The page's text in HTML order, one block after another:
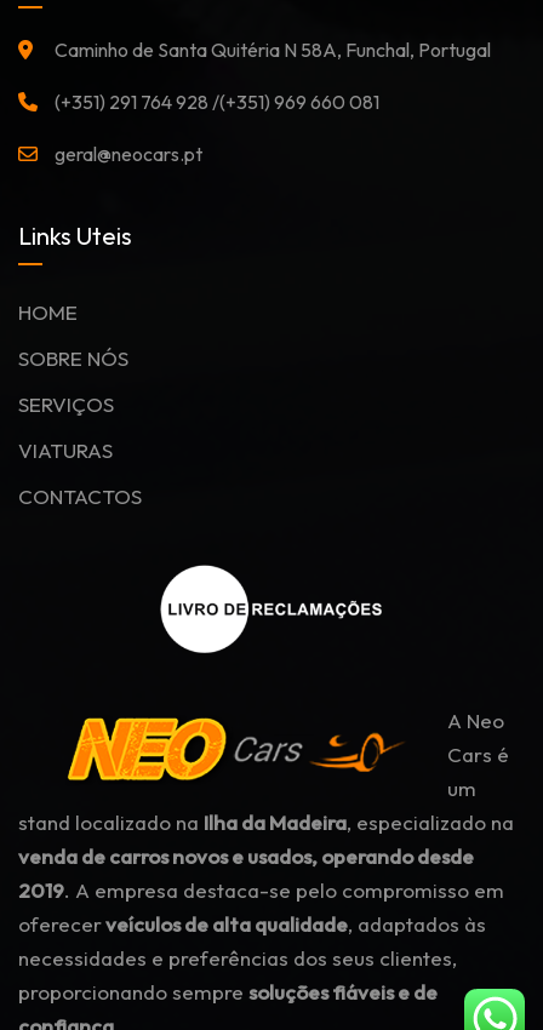
Caminho de Santa Quitéria N 58A, Funchal, Portugal
(+351) 291 764 928 /(+351) 969 660 081
geral@neocars.pt
Links Uteis
HOME
SOBRE NÓS
SERVIÇOS
VIATURAS
CONTACTOS
A Neo
Cars é
um
stand localizado na Ilha da Madeira, especializado na
venda de carros novos e usados, operando desde
2019. A empresa destaca-se pelo compromisso em
oferecerveículos de alta qualidade, adaptados às
necessidades e preferências dos seus clientes,
proporcionando sempre soluções fiáveis e de